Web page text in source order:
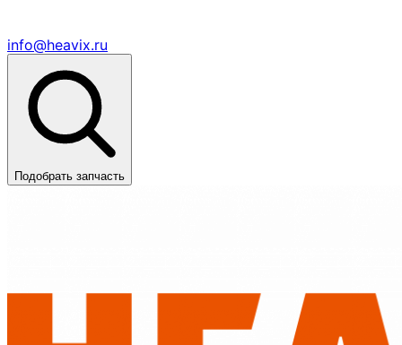
info@heavix.ru
Подобрать запчасть